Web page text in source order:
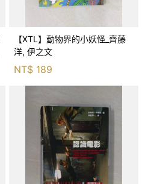
【XTL】動物界的小妖怪_齊藤
洋, 伊之文
NT$ 189